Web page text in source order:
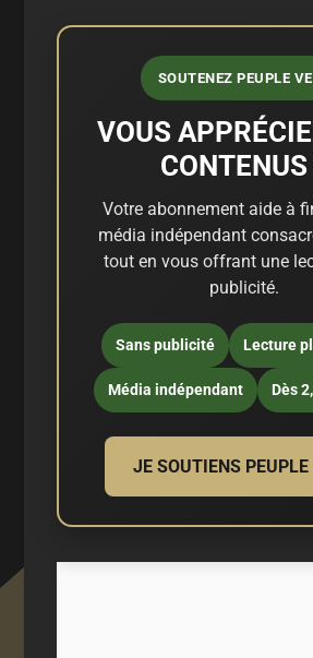
SOUTENEZ PEUPLE
VOUS
CONTENUS
Votre abonnement aide à
média indépendant
tout en vous offrant une
publicité.
Sans publicité Lecture
Média indépendant Dès
JE SOUTIENS PEUPLE